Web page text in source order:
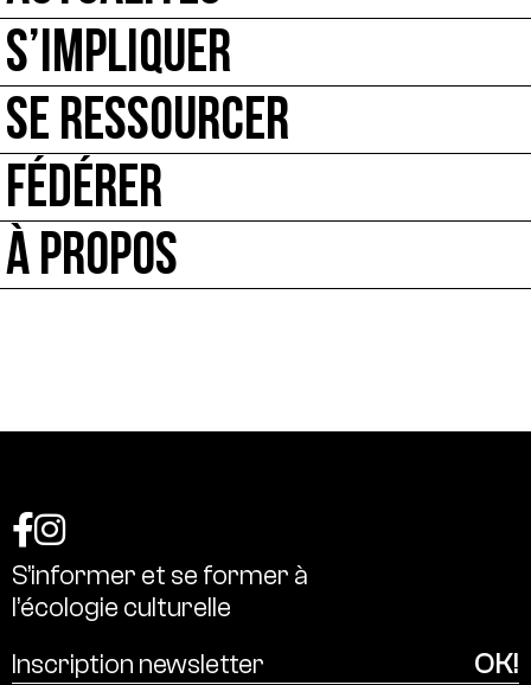
S’IMPLIQUER
SE RESSOURCER
FÉDÉRER
À PROPOS
S’informer et se former à
l’écologie culturelle